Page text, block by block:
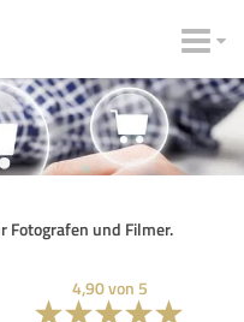
Fotografen und Filmer.
4,90von 5